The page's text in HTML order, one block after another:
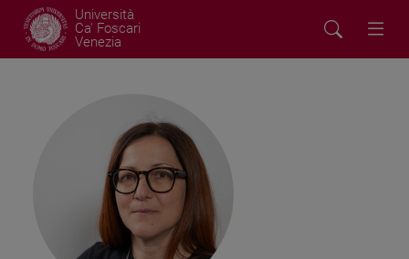
Università
Ca' Foscari
Venezia